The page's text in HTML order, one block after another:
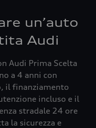
un’auto
Audi
Audi Prima Scelta
a 4 anni con
il finanziamento
incluso e il
stradale 24 ore
la sicurezza e